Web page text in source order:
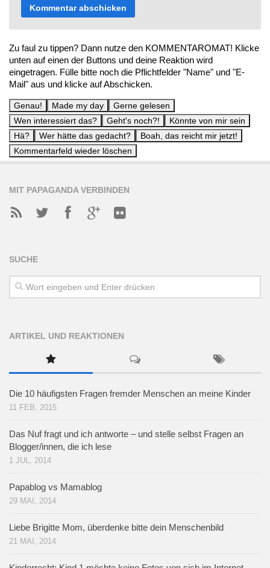
Zu faul zu tippen? Dann nutze den KOMMENTAROMAT! Klicke
unten auf einen der Buttons und deine Reaktion wird
eingetragen. Fülle bitte noch die Pflichtfelder "Name" und "E-
Mail" aus und klicke auf Abschicken.
MIT PAPAGANDA VERBINDEN
SUCHE
ARTIKEL UND REAKTIONEN
Die 10 häufigsten Fragen fremder Menschen an meine Kinder
11 FEB, 2015
Das Nuf fragt und ich antworte – und stelle selbst Fragen an
Blogger/innen, die ich lese
1 JUL, 2014
Papablog vs Mamablog
29 MAI, 2014
Liebe Brigitte Mom, überdenke bitte dein Menschenbild
21 MAI, 2014